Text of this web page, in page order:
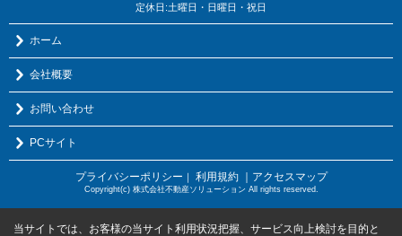
定休日:土曜日・日曜日・祝日
ホーム
会社概要
お問い合わせ
PCサイト
プライバシーポリシー ｜ 利用規約 ｜アクセスマップ
Copyright(c) 株式会社不動産ソリューション All rights reserved.
当サイトでは、お客様の当サイト利用状況把握、サービス向上検討を目的と